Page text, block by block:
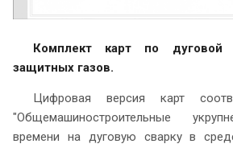
Комплект карт по
защитных газов.
Цифровая версия карт
"Общемашиностроительные
времени на дуговую сварку в